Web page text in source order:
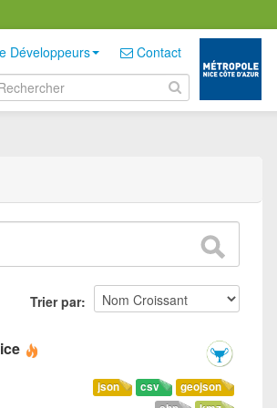
Développeurs Contact
Trier par
geojson
csv
json